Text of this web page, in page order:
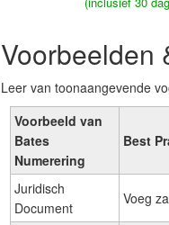
Voorbeelden
Leer van toonaangevende
Voorbeeld van
Bates
Numerering
Best
Juridisch
Document
Voeg